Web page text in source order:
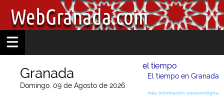
Granada
Domingo, 09 de Agosto de 2026
el tiempo
El tiempo en Granada
más información meteorológica